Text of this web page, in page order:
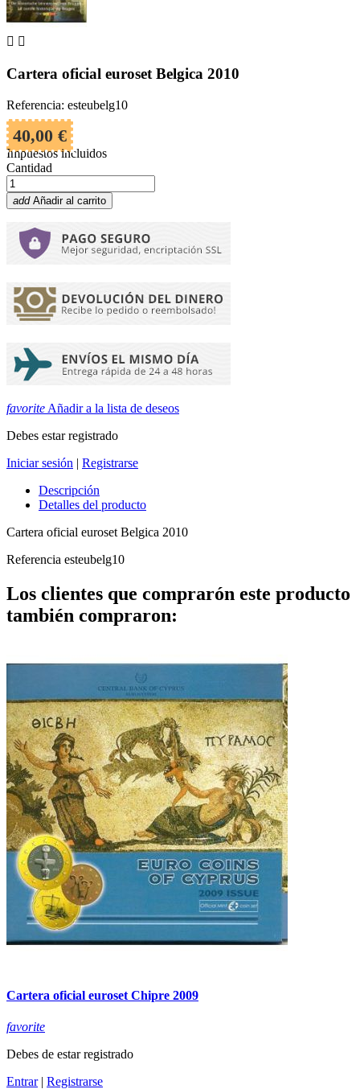
 
Cartera oficial euroset Belgica 2010
Referencia: esteubelg10
40,00 €
Impuestos incluidos
Cantidad
add Añadir al carrito
favorite Añadir a la lista de deseos
Debes estar registrado
Iniciar sesión | Registrarse
Descripción
Detalles del producto
Cartera oficial euroset Belgica 2010
Referencia esteubelg10
Los clientes que comprarón este producto
también compraron:
Cartera oficial euroset Chipre 2009
favorite
Debes de estar registrado
Entrar| Registrarse